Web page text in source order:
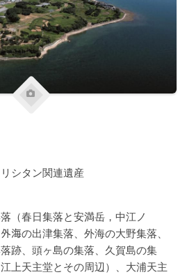
シタン関連遺産
（春日集落と安満岳，中江ノ
海の出津集落、外海の大野集落、
跡、頭ヶ島の集落、久賀島の集
上天主堂とその周辺）、大浦天主